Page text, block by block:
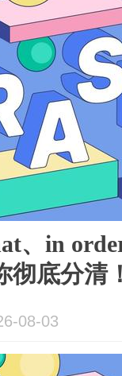
、in
彻底分清
08-03